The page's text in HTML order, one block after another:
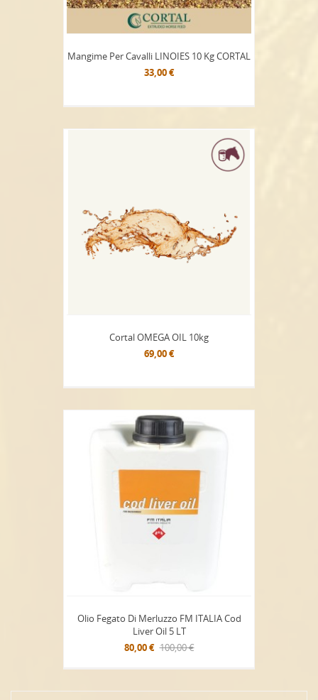
Mangime Per Cavalli LINOIES 10 Kg CORTAL
33,00 €
Cortal OMEGA OIL 10kg
69,00 €
Olio Fegato Di Merluzzo FM ITALIA Cod
Liver Oil 5 LT
80,00 € 100,00 €